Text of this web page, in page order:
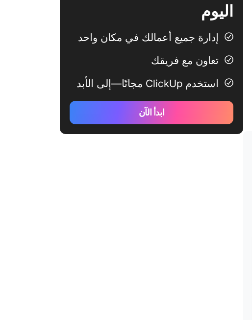
اليوم
إدارة جميع أعمالك في مكان واحد
تعاون مع فريقك
استخدم ClickUp مجانًا—إلى الأبد
ابدأ الآن